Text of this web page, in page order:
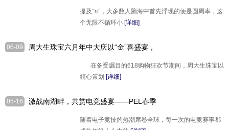
提及“π”，大多数人脑海中首先浮现的便是圆周率，这
个无限不循环小 [详细]
06-09
周大生珠宝六月年中大庆以“金”喜盛宴，
在备受瞩目的618购物狂欢节期间，周大生珠宝以
精心策划 [详细]
05-16
激战南湖畔，共赏电竞盛宴——PEL春季
随着电子竞技的热潮席卷全球，每一次的电竞赛事都